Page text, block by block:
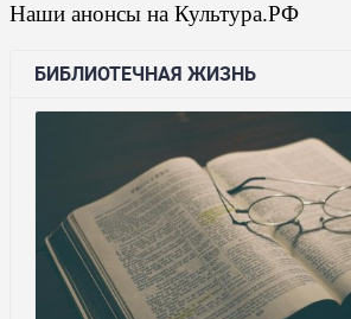
Наши анонсы на Культура.РФ